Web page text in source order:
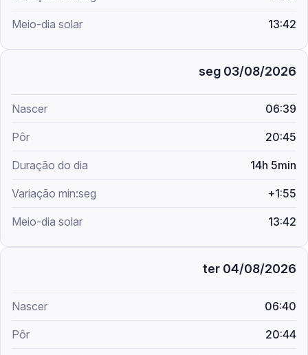
13:42
seg 03/08/2026
06:39
20:45
14h 5min
+1:55
13:42
ter 04/08/2026
06:40
20:44